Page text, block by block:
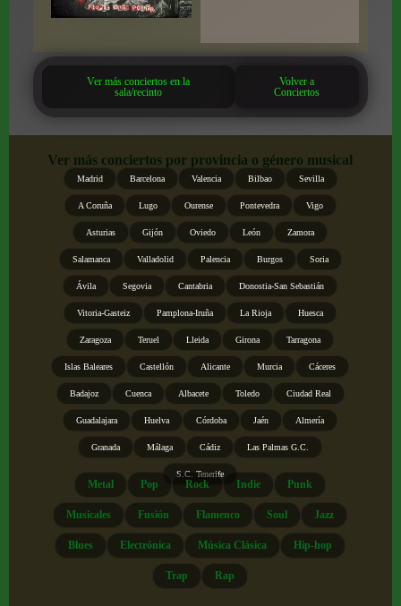
Ver más conciertos en la
sala/recinto
Volver a
Conciertos
Ver más conciertos por provincia o género musical
Madrid Barcelona Valencia Bilbao Sevilla
A Coruña Lugo Ourense Pontevedra Vigo
Asturias Gijón Oviedo León Zamora
Salamanca Valladolid Palencia Burgos Soria
Ávila Segovia Cantabria Donostia-San Sebastián
Vitoria-Gasteiz Pamplona-Iruña La Rioja Huesca
Zaragoza Teruel Lleida Girona Tarragona
Islas Baleares Castellón Alicante Murcia Cáceres
Badajoz Cuenca Albacete Toledo Ciudad Real
Guadalajara Huelva Córdoba Jaén Almería
Granada Málaga Cádiz Las Palmas G.C.
S.C. Tenerife
Metal Pop Rock Indie Punk
Musicales Fusión Flamenco Soul Jazz
Blues Electrónica Música Clásica Hip-hop
Trap Rap